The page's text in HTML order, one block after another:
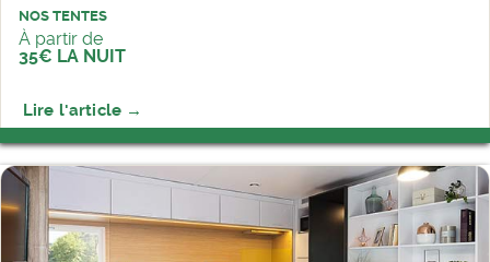
NOS TENTES
À partir de
35€ LA NUIT